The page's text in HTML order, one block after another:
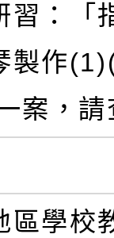
習：「
製作
案，請
區學校